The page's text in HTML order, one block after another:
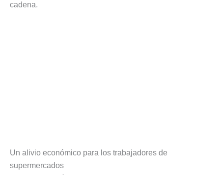
cadena.
Un alivio económico para los trabajadores de
supermercados